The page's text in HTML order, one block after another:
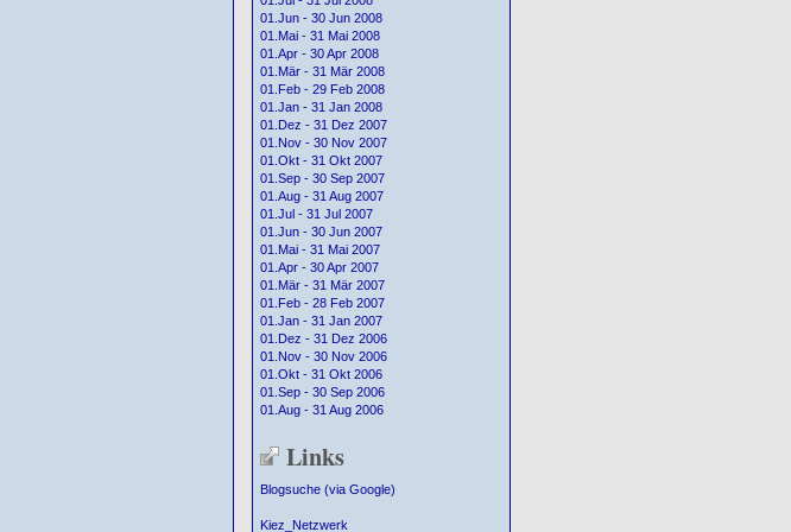
01.Jun - 30 Jun 2008
01.Mai - 31 Mai 2008
01.Apr - 30 Apr 2008
01.Mär - 31 Mär 2008
01.Feb - 29 Feb 2008
01.Jan - 31 Jan 2008
01.Dez - 31 Dez 2007
01.Nov - 30 Nov 2007
01.Okt - 31 Okt 2007
01.Sep - 30 Sep 2007
01.Aug - 31 Aug 2007
01.Jul - 31 Jul 2007
01.Jun - 30 Jun 2007
01.Mai - 31 Mai 2007
01.Apr - 30 Apr 2007
01.Mär - 31 Mär 2007
01.Feb - 28 Feb 2007
01.Jan - 31 Jan 2007
01.Dez - 31 Dez 2006
01.Nov - 30 Nov 2006
01.Okt - 31 Okt 2006
01.Sep - 30 Sep 2006
01.Aug - 31 Aug 2006
Links
Blogsuche (via Google)
Kiez_Netzwerk